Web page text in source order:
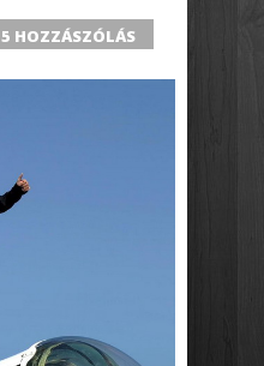
5 HOZZÁSZÓLÁS